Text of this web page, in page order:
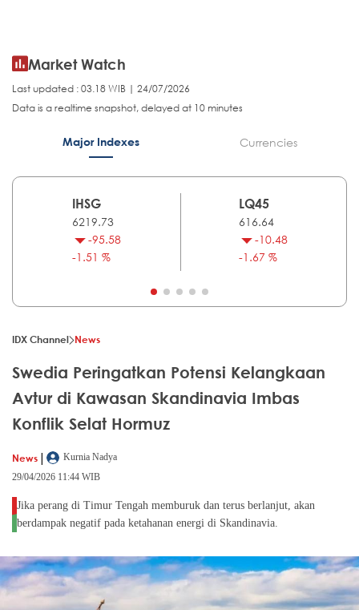
Market Watch
Last updated : 03.18 WIB | 24/07/2026
Data is a realtime snapshot, delayed at 10 minutes
Major Indexes Currencies
IHSG
6219.73
-95.58
-1.51 %
LQ45
616.64
-10.48
-1.67 %
IDX Channel News
Swedia Peringatkan Potensi Kelangkaan
Avtur di Kawasan Skandinavia Imbas
Konflik Selat Hormuz
News |
Kurnia Nadya
29/04/2026 11:44 WIB
Jika perang di Timur Tengah memburuk dan terus berlanjut, akan
berdampak negatif pada ketahanan energi di Skandinavia.